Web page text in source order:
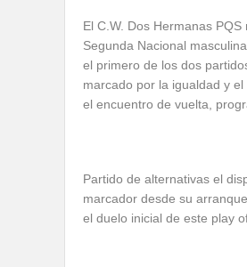
El C.W. Dos Hermanas
Segunda Nacional
el primero de los dos
marcado por la igualdad y
el encuentro de vuelta,
Partido de alternativas el
marcador desde su
el duelo inicial de este play